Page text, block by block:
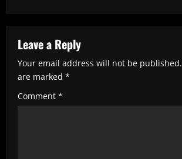
e
R
e
a
Leave a Reply
Your email address will not be published.
are marked *
Comment *